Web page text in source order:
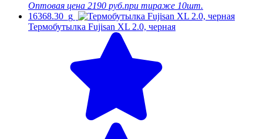
Оптовая цена 2190 руб.при тираже 10шт.
16368.30_g
Термобутылка Fujisan XL 2.0, черная